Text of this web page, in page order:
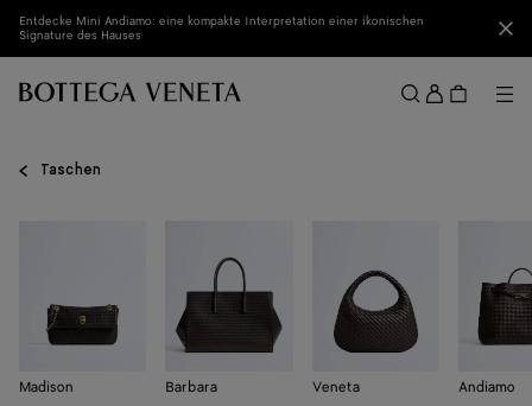
Zum Hauptinhalt
Entdecke Mini Andiamo: eine kompakte Interpretation einer ikonischen
Signature des Hauses
Taschen
Madison Barbara Veneta Andiamo